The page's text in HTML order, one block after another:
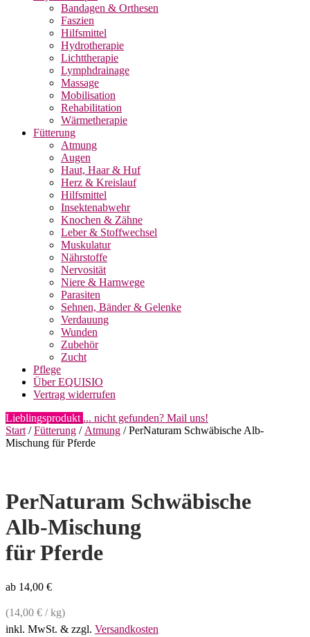
Bandagen & Orthesen
Faszien
Hilfsmittel
Hydrotherapie
Lichttherapie
Lymphdrainage
Massage
Mobilisation
Rehabilitation
Wärmetherapie
Fütterung
Atmung
Augen
Haut, Haar & Huf
Herz & Kreislauf
Hilfsmittel
Insektenabwehr
Knochen & Zähne
Leber & Stoffwechsel
Muskulatur
Nährstoffe
Nervosität
Niere & Harnwege
Parasiten
Sehnen, Bänder & Gelenke
Verdauung
Wunden
Zubehör
Zucht
Pflege
Über EQUISIO
Vertrag widerrufen
Lieblingsprodukt ... nicht gefunden? Mail uns!
Start /Fütterung / Atmung / PerNaturam Schwäbische Alb-
Mischung für Pferde
PerNaturam Schwäbische
Alb-Mischung
für Pferde
ab 14,00 €
(14,00 € /kg)
inkl. MwSt. & zzgl. Versandkosten